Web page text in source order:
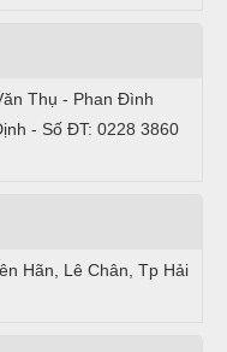
Thụ - Phan Đình
- Số ĐT: 0228 3860
Hãn, Lê Chân, Tp Hải